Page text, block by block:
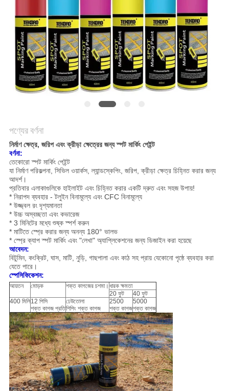
অনুরোধ
করুন
সাইট
ম্যাপ
নীতি
পণ্যের বর্ণনা
নির্মাণ ক্ষেত্র, জরিপ এবং ক্রীড়া ক্ষেত্রের জন্য স্পট মার্কিং পেইন্ট
বর্ণনা:
তেকোরো স্পট মার্কিং পেইন্ট
যা নির্মাণ পরিকল্পনা, সিভিল ওয়ার্কস, ল্যান্ডস্কেপিং, জরিপ, ক্রীড়া ক্ষেত্র চিহ্নিত করার জন্য
আদর্শ।
প্রতিবার এলাকাগুলিকে হাইলাইট এবং চিহ্নিত করার একটি দ্রুত এবং সহজ উপায়!
* নিরাপদ ব্যবহার - টলুইন বিনামূল্যে এবং CFC বিনামূল্যে
* উজ্জ্বল রং দৃশ্যমানতা
* উচ্চ অস্বচ্ছতা এবং কভারেজ
* 3 মিনিটের মধ্যে শুষ্ক স্পর্শ করুন
* মাটিতে স্প্রে করার জন্য অনন্য 180° ভালভ
* স্প্রে ক্যাপ স্পট মার্কিং এবং "লেখা" অ্যাপ্লিকেশনের জন্য ডিজাইন করা হয়েছে
আবেদন:
বিটুমিন, কংক্রিট, ঘাস, মাটি, নুড়ি, গাছপালা এবং কাঠ সহ প্রায় যেকোনো পৃষ্ঠে ব্যবহার করা
যেতে পারে।
স্পেসিফিকেশন:
আয়তন মোড়ক শক্ত কাগজের চশমা। ধারক ক্ষমতা
20 ফুট
40 ফুট
400 মিলি12 পিসি
শক্ত কাগজ প্রতি
ঢেউতোলা
শিপিং শক্ত কাগজ
2500
শক্ত কাগজ
5000
শক্ত কাগজ